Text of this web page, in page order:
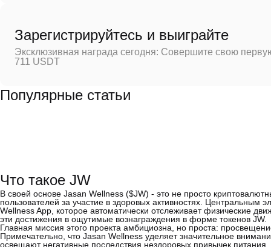
Зарегистрируйтесь и выиграйте
Эксклюзивная награда сегодня: Совершите свою
711 USDT
Популярные статьи
Что такое JW
В своей основе Jasan Wellness ($JW) - это не просто
пользователей за участие в здоровых активностях.
Wellness App, которое автоматически отслеживает физические
эти достижения в ощутимые вознаграждения в форме токенов JW.
Главная миссия этого проекта амбициозна, но проста:
Примечательно, что Jasan Wellness уделяет значительное
освещают негативные последствия нездоровых привычек